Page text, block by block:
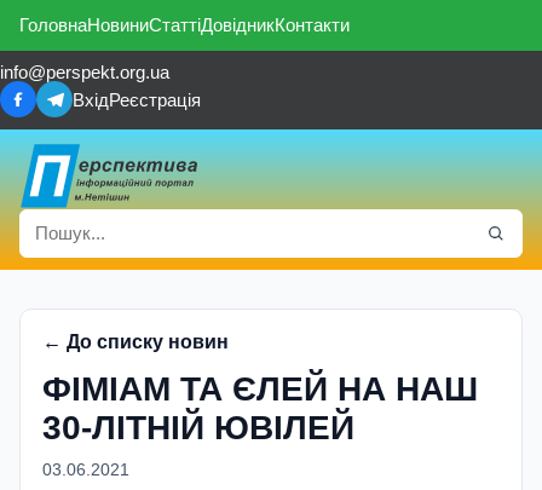
ГоловнаНовиниСтаттіДовідникКонтакти
info@perspekt.org.ua
ВхідРеєстрація
← До списку новин
ФІМІАМ ТА ЄЛЕЙ НА НАШ
30-ЛІТНІЙ ЮВІЛЕЙ
03.06.2021